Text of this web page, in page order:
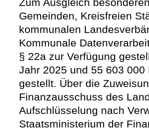
Gemeinden, Kreisfreien
kommunalen
Kommunale
§ 22a zur Verfügung
Jahr 2025 und 55 603
gestellt. Über die
Finanzausschuss des
Aufschlüsselung nach
Staatsministerium der